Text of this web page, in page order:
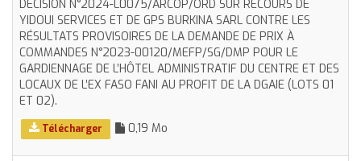
DECISION N°2024-L0075/ARCOP/ORD SUR RECOURS DE
YIDOUI SERVICES ET DE GPS BURKINA SARL CONTRE LES
RÉSULTATS PROVISOIRES DE LA DEMANDE DE PRIX À
COMMANDES N°2023-00120/MEFP/SG/DMP POUR LE
GARDIENNAGE DE L’HÔTEL ADMINISTRATIF DU CENTRE ET DES
LOCAUX DE L’EX FASO FANI AU PROFIT DE LA DGAIE (LOTS 01
ET 02).
Télécharger 0,19 Mo